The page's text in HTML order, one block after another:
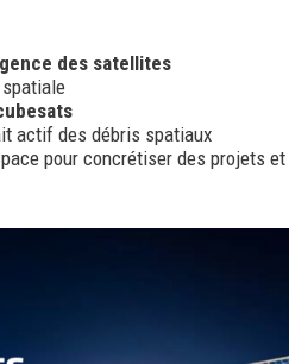
des satellites
actif des débris spatiaux
pour concrétiser des projets et